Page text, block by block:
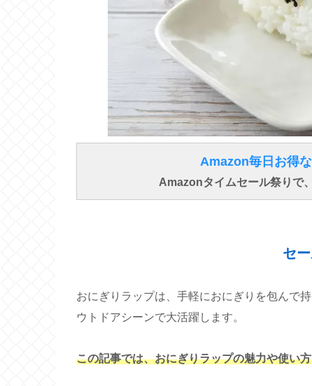
Amazon毎日お得
Amazonタイムセール祭りで
セ
おにぎりラップは、手軽におにぎりを包んで
ウトドアシーンで大活躍します。
この記事では、おにぎりラップの魅力や使い